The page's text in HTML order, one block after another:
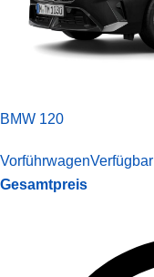
BMW 120
VorführwagenVerfügbar
Gesamtpreis